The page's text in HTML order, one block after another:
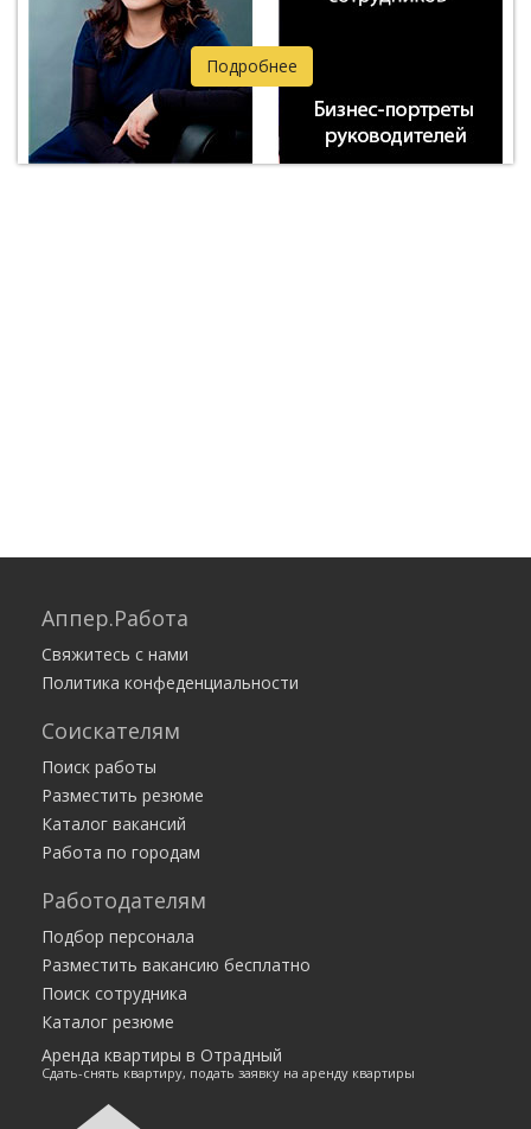
Подробнее
Аппер.Работа
Свяжитесь с нами
Политика конфеденциальности
Соискателям
Поиск работы
Разместить резюме
Каталог вакансий
Работа по городам
Работодателям
Подбор персонала
Разместить вакансию бесплатно
Поиск сотрудника
Каталог резюме
Аренда квартиры в Отрадный
Сдать-снять квартиру, подать заявку на аренду квартиры